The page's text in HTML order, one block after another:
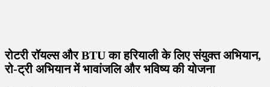
रोटरी रॉयल्स और BTU का हरियाली के लिए संयुक्त अभियान,
रो-ट्री अभियान में भावांजलि और भविष्य की योजना